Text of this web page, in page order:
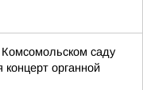
Комсомольском саду
концерт органной